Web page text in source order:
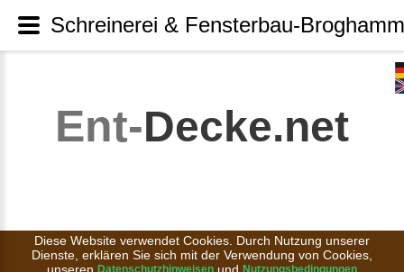
Ent-Decke.net
Diese Website verwendet Cookies. Durch Nutzung unserer
Dienste, erklären Sie sich mit der Verwendung von Cookies,
Datenschutzhinweisen Nutzungsbedingungen
Schreinerei & Fensterbau-